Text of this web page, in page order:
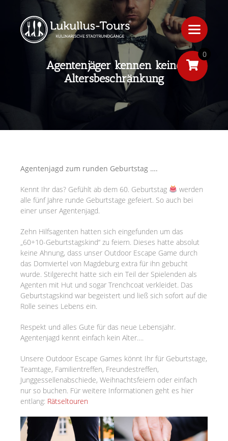
Agentenjäger kennen keine
Altersbeschränkung
Agentenjagd zum runden Geburtstag ….
Kennt Ihr das? Gefühlt ab dem 60. Geburtstag
werden
alle fünf Jahre runde Geburtstage gefeiert. So auch bei
einer unser Agentenjagd.
Zehn Hilfsagenten hatten sich eingefunden um das
„60+10-Geburtstagskind“ zu feiern. Dieses hatte absolut
keine Ahnung, dass unser Outdoor Escape Game durch
das Domviertel von Magdeburg extra für ihn gebucht
wurde. Stilgerecht hatte sich ein Teil der Spielenden als
Agenten mit Hut und sogar Trenchcoat verkleidet. Das
Geburtstagskind war begeistert und ließ sich sofort auf die
Rolle seines Lebens ein.
Respekt und alles Gute für das neue Lebensjahr.
Agentenjagd kennt einfach kein Alter….
Unsere Outdoor Escape Games könnt Ihr für Geburtstage,
Teamtage, Familientreffen, Freundestreffen,
Junggessellenabschiede, Weihnachtsfeiern oder einfach
nur so buchen. Für weitere Informationen geht es hier
entlang: Rätseltouren
0